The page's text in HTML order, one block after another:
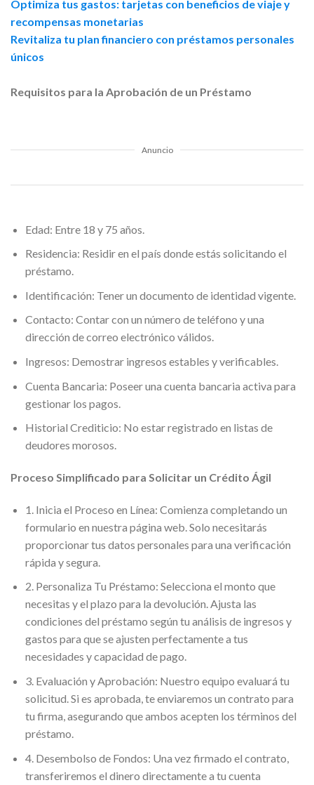
Optimiza tus gastos: tarjetas con beneficios de viaje y
recompensas monetarias
Revitaliza tu plan financiero con préstamos personales
únicos
Requisitos para la Aprobación de un Préstamo
Anuncio
Edad: Entre 18 y 75 años.
Residencia: Residir en el país donde estás solicitando el
préstamo.
Identificación: Tener un documento de identidad vigente.
Contacto: Contar con un número de teléfono y una
dirección de correo electrónico válidos.
Ingresos: Demostrar ingresos estables y verificables.
Cuenta Bancaria: Poseer una cuenta bancaria activa para
gestionar los pagos.
Historial Crediticio: No estar registrado en listas de
deudores morosos.
Proceso Simplificado para Solicitar un Crédito Ágil
1. Inicia el Proceso en Línea: Comienza completando un
formulario en nuestra página web. Solo necesitarás
proporcionar tus datos personales para una verificación
rápida y segura.
2. Personaliza Tu Préstamo: Selecciona el monto que
necesitas y el plazo para la devolución. Ajusta las
condiciones del préstamo según tu análisis de ingresos y
gastos para que se ajusten perfectamente a tus
necesidades y capacidad de pago.
3. Evaluación y Aprobación: Nuestro equipo evaluará tu
solicitud. Si es aprobada, te enviaremos un contrato para
tu firma, asegurando que ambos acepten los términos del
préstamo.
4. Desembolso de Fondos: Una vez firmado el contrato,
transferiremos el dinero directamente a tu cuenta